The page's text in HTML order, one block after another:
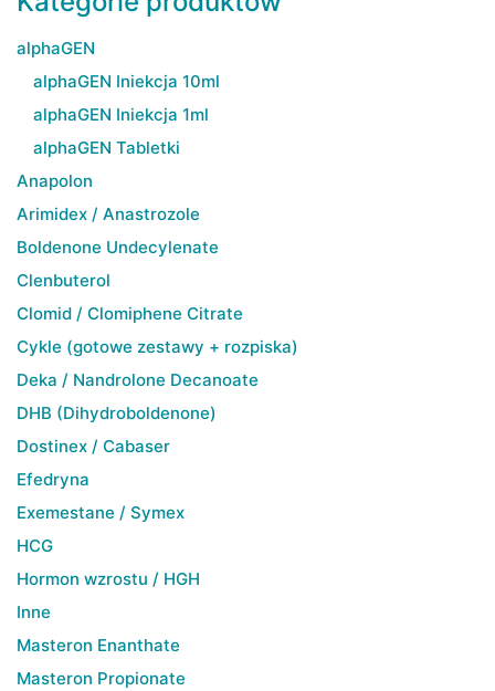
alphaGEN
alphaGEN Iniekcja 10ml
alphaGEN Iniekcja 1ml
alphaGEN Tabletki
Anapolon
Arimidex / Anastrozole
Boldenone Undecylenate
Clenbuterol
Clomid / Clomiphene Citrate
Cykle (gotowe zestawy + rozpiska)
Deka / Nandrolone Decanoate
DHB (Dihydroboldenone)
Dostinex / Cabaser
Efedryna
Exemestane / Symex
HCG
Hormon wzrostu / HGH
Inne
Masteron Enanthate
Masteron Propionate